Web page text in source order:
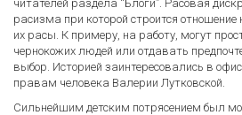
читателей раздела “Блоги”. Расовая
расизма при которой строится
их расы. К примеру, на работу, могут
чернокожих людей или отдавать
выбор. Историей заинтересовались в
правам человека Валерии Лутковской.
Сильнейшим детским потрясением был